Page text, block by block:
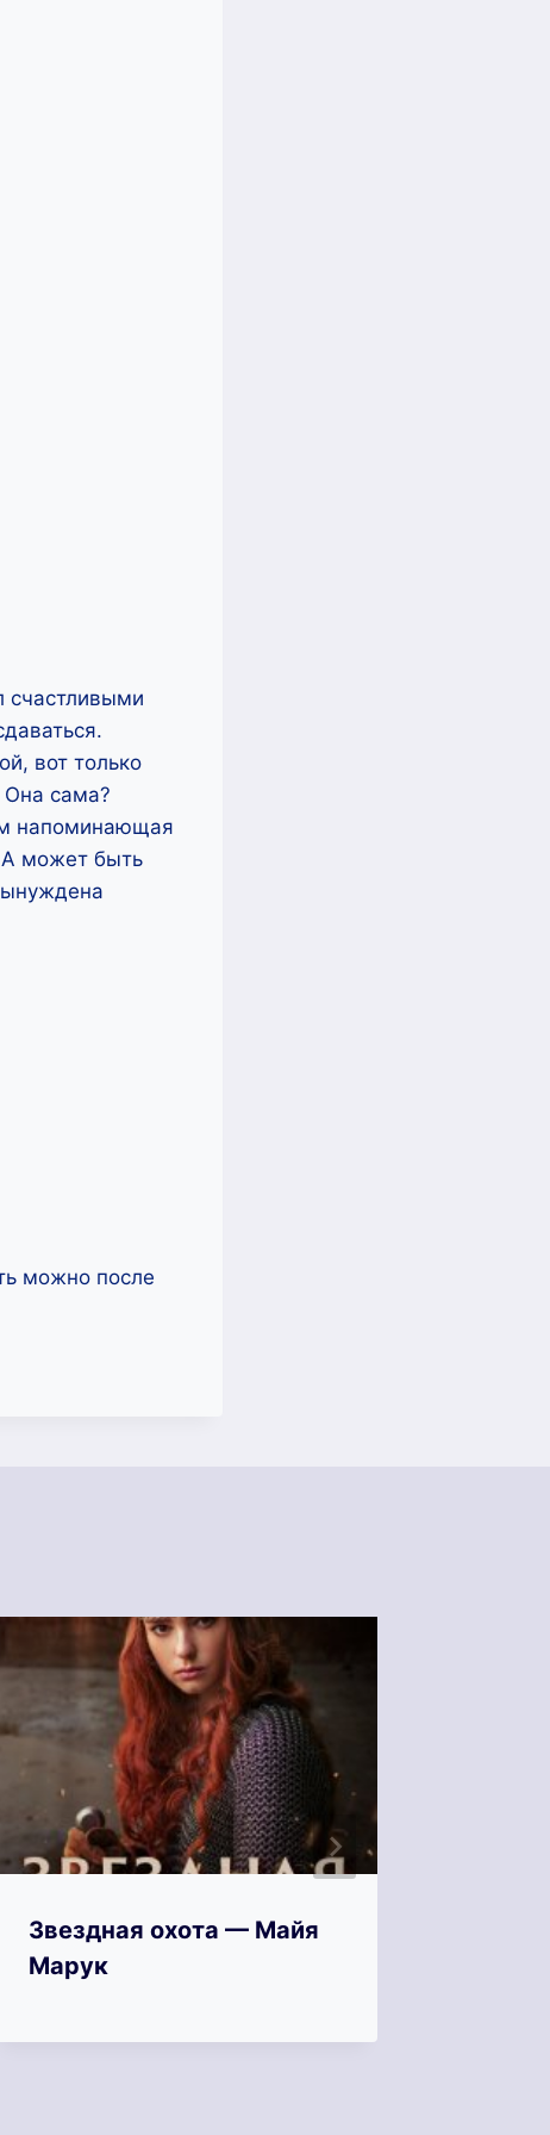
счастливыми
вот только
Она сама?
напоминающая
А может быть
можно после
Звездная охота — Майя
Марук